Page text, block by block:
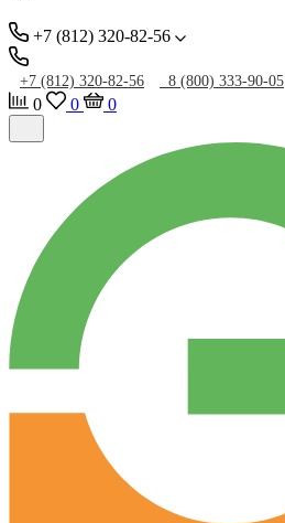
+7 (812) 320-82-56
+7 (812) 320-82-56 8 (800) 333-90-05
0 0 0